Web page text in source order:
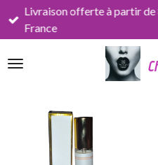
Passer
principal
Livraison offerte à partir de
France